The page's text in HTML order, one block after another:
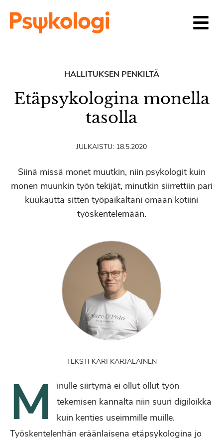
HALLITUKSEN PENKILTÄ
Etäpsykologina monella
tasolla
JULKAISTU: 18.5.2020
Siinä missä monet muutkin, niin psykologit kuin
monen muunkin työn tekijät, minutkin siirrettiin pari
kuukautta sitten työpaikaltani omaan kotiini
työskentelemään.
TEKSTI KARI KARJALAINEN
M
inulle siirtymä ei ollut ollut työn
tekemisen kannalta niin suuri digiloikka
kuin kenties useimmille muille.
Työskentelenhän eräänlaisena etäpsykologina jo